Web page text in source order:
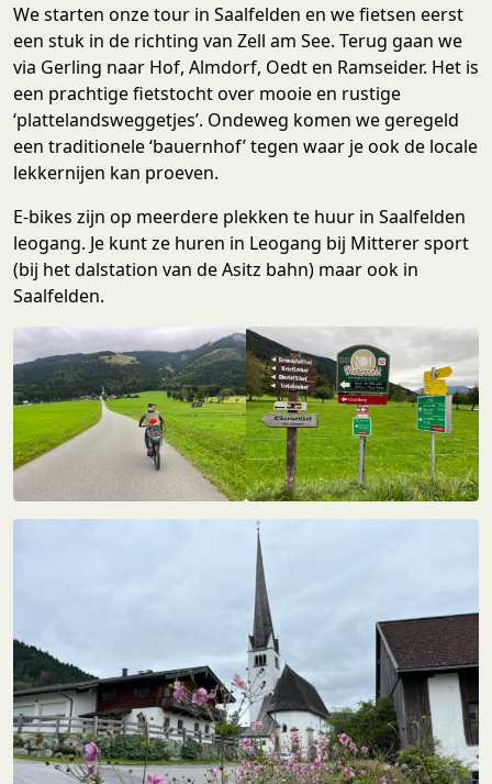
We starten onze tour in Saalfelden en we fietsen eerst
een stuk in de richting van Zell am See. Terug gaan we
via Gerling naar Hof, Almdorf, Oedt en Ramseider. Het is
een prachtige fietstocht over mooie en rustige
‘plattelandsweggetjes’. Ondeweg komen we geregeld
een traditionele ‘bauernhof’ tegen waar je ook de locale
lekkernijen kan proeven.
E-bikes zijn op meerdere plekken te huur in Saalfelden
leogang. Je kunt ze huren in Leogang bij Mitterer sport
(bij het dalstation van de Asitz bahn) maar ook in
Saalfelden.